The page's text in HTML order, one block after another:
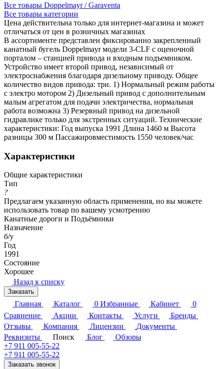
Все товары Doppelmayr / Garaventa
Все товары категории
Цена действительна только для интернет-магазина и может
отличаться от цен в розничных магазинах
В ассортименте представлен фиксированно закрепленный
канатный бугель Doppelmayr модели 3-CLF с оценочной
порталом – станцией привода и входным подъемником.
Устройство имеет второй привод, независимый от
электроснабжения благодаря дизельному приводу. Общее
количество видов привода: три. 1) Нормальный режим работы
с электро мотором 2) Дизельный привод с дополнительным
малым агрегатом для подачи электричества, нормальная
работа возможна 3) Резервный привод на дизельной
гидравлике только для экстренных ситуаций. Технические
характеристики: Год выпуска 1991 Длина 1460 м Высота
разницы 300 м Пассажировместимость 1550 человек/час
Характеристики
Общие характеристики
Тип
?
Предлагаем указанную область применения, но вы можете
использовать товар по вашему усмотрению
Канатные дороги и Подъёмники
Назначение
б/у
Год
1991
Состояние
Хорошее
Назад к списку
Заказать
Главная Каталог 0 Избранные Кабинет
0
Сравнение
Акции Контакты Услуги
Бренды
Отзывы
Компания Лицензии
Документы
Реквизиты
Поиск Блог
Обзоры
+7 911 005-55-22
+7 911 005-55-22
Заказать звонок